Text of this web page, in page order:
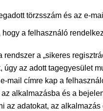
törzsszám és az e-
a felhasználó
a „sikeres
az adott tagegyesület
mail címre kap a
alkalmazásba és a
az adatokat, az